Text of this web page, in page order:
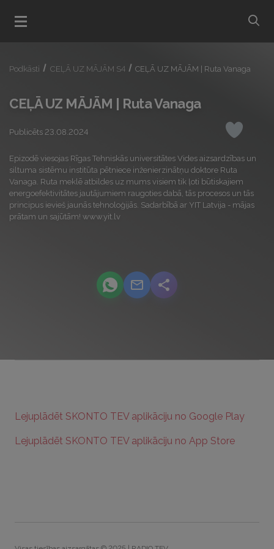
Atvert menu
Podkāsti CEĻĀ UZ MĀJĀM S4 CEĻĀ UZ MĀJĀM | Ruta Vanaga
CEĻĀ UZ MĀJĀM | Ruta Vanaga
Publicēts 23.08.2024 Iepatikas
Epizodē viesojas Rīgas Tehniskās universitātes Vides aizsardzības un
siltuma sistēmu institūta pētniece inženierzinātņu doktore Ruta
Vanaga. Ruta meklē atbildes uz mums visiem tik ļoti būtiskajiem
energoefektivitātes jautājumiem raugoties dabā, tās procesos un tās
principus ievieš jaunās tehnoloģijās. Sadarbībā ar YIT Latvija - mājas
prātam un sajūtām! www.yit.lv
podcast.share-title WhatsApp
podcast.share-title Email
podcast.share-title
Lejuplādēt SKONTO TEV aplikāciju no Google Play
Lejuplādēt SKONTO TEV aplikāciju no App Store